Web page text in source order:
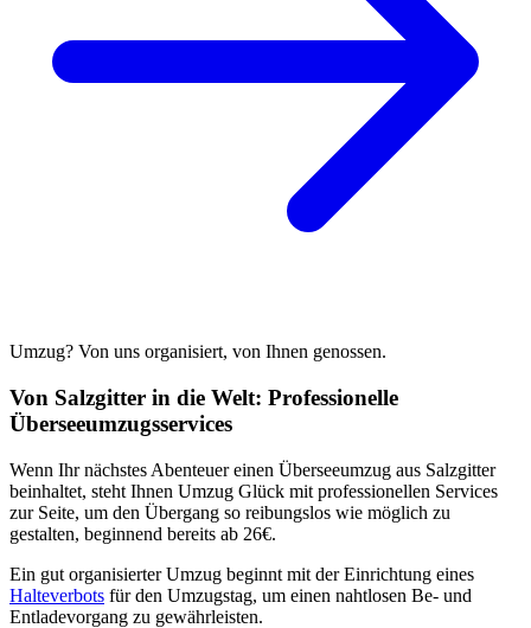
Umzug? Von uns organisiert, von Ihnen genossen.
Von Salzgitter in die Welt: Professionelle
Überseeumzugsservices
Wenn Ihr nächstes Abenteuer einen Überseeumzug aus Salzgitter
beinhaltet, steht Ihnen Umzug Glück mit professionellen Services
zur Seite, um den Übergang so reibungslos wie möglich zu
gestalten, beginnend bereits ab 26€.
Ein gut organisierter Umzug beginnt mit der Einrichtung eines
Halteverbots für den Umzugstag, um einen nahtlosen Be- und
Entladevorgang zu gewährleisten.